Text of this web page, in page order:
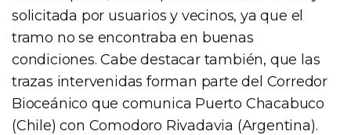
solicitada por usuarios y vecinos, ya que el
tramo no se encontraba en buenas
condiciones. Cabe destacar también, que las
trazas intervenidas forman parte del Corredor
Bioceánico que comunica Puerto Chacabuco
(Chile) con Comodoro Rivadavia (Argentina).